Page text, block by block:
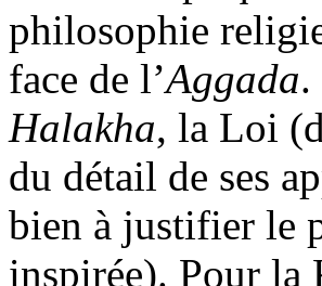
philosophie
face de l’Aggada.
Halakha, la Loi
du détail de ses
bien à justifier le
inspirée). Pour la